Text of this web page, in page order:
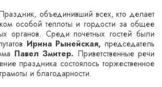
объединивший всех, кто делает
особой теплоты и гордости за общее
органов. Среди почетных гостей были
Ирина Рынейская,председатель
Павел Змитер. Приветственные речи
праздника состоялось торжественное
и благодарности.